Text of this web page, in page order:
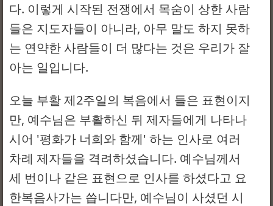
다. 이렇게 시작된 전쟁에서 목숨이 상한 사람
들은 지도자들이 아니라, 아무 말도 하지 못하
는 연약한 사람들이 더 많다는 것은 우리가 잘
아는 일입니다.
오늘 부활 제2주일의 복음에서 들은 표현이지
만, 예수님은 부활하신 뒤 제자들에게 나타나
시어 '평화가 너희와 함께' 하는 인사로 여러
차례 제자들을 격려하셨습니다. 예수님께서
세 번이나 같은 표현으로 인사를 하셨다고 요
한복음사가는 씁니다만, 예수님이 사셨던 시